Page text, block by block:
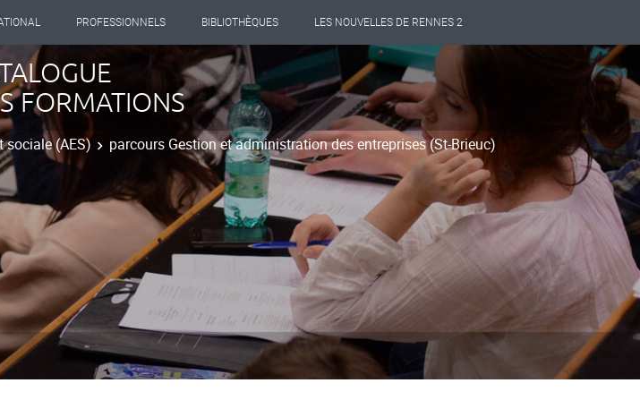
PROFESSIONNELS BIBLIOTHÈQUES LES NOUVELLES DE RENNES 2
FORMATIONS
sociale (AES)
parcours Gestion et administration des entreprises (St-Brieuc)